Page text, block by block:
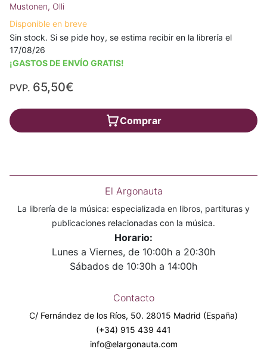
Mustonen, Olli
Disponible en breve
Sin stock. Si se pide hoy, se estima recibir en la librería el
17/08/26
¡GASTOS DE ENVÍO GRATIS!
PVP. 65,50€
Comprar
El Argonauta
La librería de la música: especializada en libros, partituras y
publicaciones relacionadas con la música.
Horario:
Lunes a Viernes, de 10:00h a 20:30h
Sábados de 10:30h a 14:00h
Contacto
C/ Fernández de los Ríos, 50. 28015 Madrid (España)
(+34) 915 439 441
info@elargonauta.com